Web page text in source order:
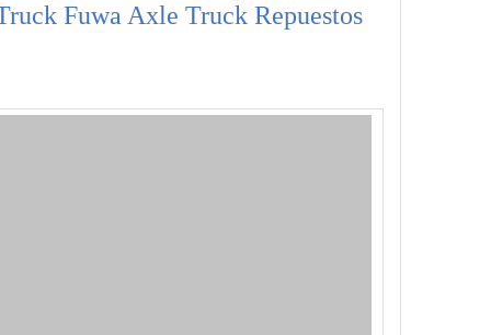
Fuwa Axle Truck Repuestos